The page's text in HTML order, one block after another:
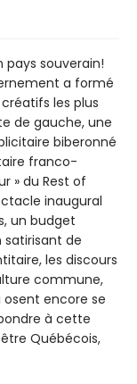
pays souverain!
a formé
les plus
de gauche, une
biberonné
franco-
» du Rest of
inaugural
un budget
satirisant de
les discours
commune,
encore se
à cette
Québécois,